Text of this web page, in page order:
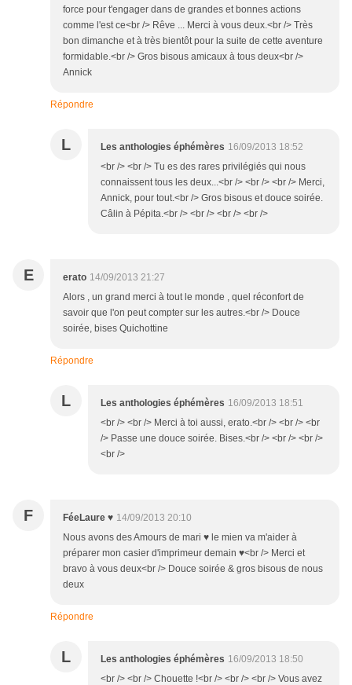
force pour t'engager dans de grandes et bonnes actions
comme l'est ce<br /> Rêve ... Merci à vous deux.<br /> Très
bon dimanche et à très bientôt pour la suite de cette aventure
formidable.<br /> Gros bisous amicaux à tous deux<br />
Annick
Répondre
L Les anthologies éphémères 16/09/2013 18:52
<br /> <br /> Tu es des rares privilégiés qui nous
connaissent tous les deux...<br /> <br /> <br /> Merci,
Annick, pour tout.<br /> Gros bisous et douce soirée.
Câlin à Pépita.<br /> <br /> <br /> <br />
E erato 14/09/2013 21:27
Alors , un grand merci à tout le monde , quel réconfort de
savoir que l'on peut compter sur les autres.<br /> Douce
soirée, bises Quichottine
Répondre
L Les anthologies éphémères 16/09/2013 18:51
<br /> <br /> Merci à toi aussi, erato.<br /> <br /> <br
/> Passe une douce soirée. Bises.<br /> <br /> <br />
<br />
F FéeLaure ♥ 14/09/2013 20:10
Nous avons des Amours de mari ♥ le mien va m'aider à
préparer mon casier d'imprimeur demain ♥<br /> Merci et
bravo à vous deux<br /> Douce soirée & gros bisous de nous
deux
Répondre
L Les anthologies éphémères 16/09/2013 18:50
<br /> <br /> Chouette !<br /> <br /> <br /> Vous avez